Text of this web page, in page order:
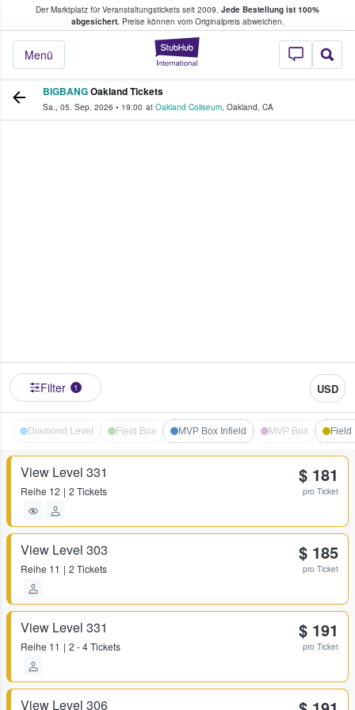
Der Marktplatz für Veranstaltungstickets seit 2009. Jede Bestellung ist 100%
abgesichert.Preise können vom Originalpreis abweichen.
StubHub - Wo
Menü
Tickets kaufen & verkaufen
BIGBANGOakland Tickets
Sa., 05. Sep. 2026 • 19:00 at Oakland Coliseum, Oakland, CA
Filter 1 USD
Diamond Level Field Box MVP Box Infield MVP Box Field
View Level 331
Reihe 12 2 Tickets
$ 181
pro Ticket
View Level 303
Reihe 11 2 Tickets
$ 185
pro Ticket
View Level 331
Reihe 11 2 - 4 Tickets
$ 191
pro Ticket
View Level 306